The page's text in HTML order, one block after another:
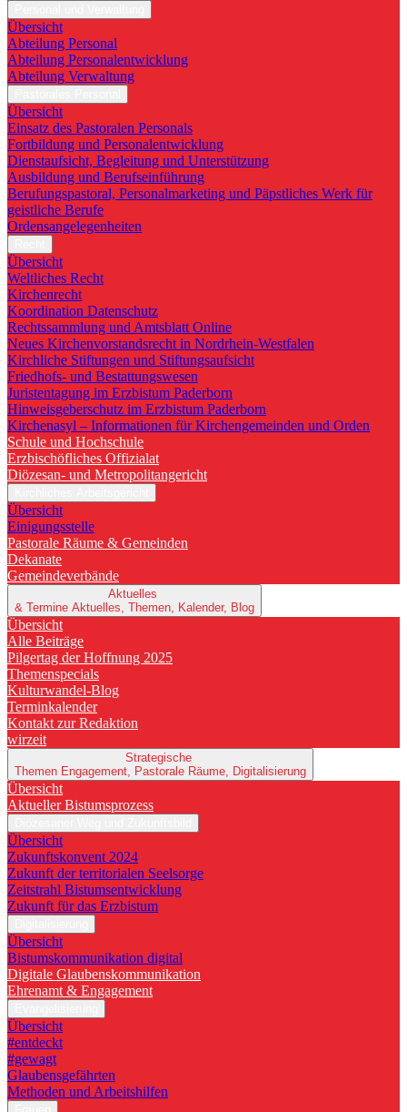
Übersicht
Abteilung Personal
Abteilung Personalentwicklung
Abteilung Verwaltung
Übersicht
Einsatz des Pastoralen Personals
Fortbildung und Personalentwicklung
Dienstaufsicht, Begleitung und Unterstützung
Ausbildung und Berufseinführung
Berufungspastoral, Personalmarketing und Päpstliches Werk für
geistliche Berufe
Ordensangelegenheiten
Übersicht
Weltliches Recht
Kirchenrecht
Koordination Datenschutz
Rechtssammlung und Amtsblatt Online
Neues Kirchenvorstandsrecht in Nordrhein-Westfalen
Kirchliche Stiftungen und Stiftungsaufsicht
Friedhofs- und Bestattungswesen
Juristentagung im Erzbistum Paderborn
Hinweisgeberschutz im Erzbistum Paderborn
Kirchenasyl – Informationen für Kirchengemeinden und Orden
Schule und Hochschule
Erzbischöfliches Offizialat
Diözesan- und Metropolitangericht
Übersicht
Einigungsstelle
Pastorale Räume & Gemeinden
Dekanate
Gemeindeverbände
Aktuelles
& Termine Aktuelles, Themen, Kalender, Blog
Übersicht
Alle Beiträge
Pilgertag der Hoffnung 2025
Themenspecials
Kulturwandel-Blog
Terminkalender
Kontakt zur Redaktion
wirzeit
Strategische
Themen Engagement, Pastorale Räume, Digitalisierung
Übersicht
Aktueller Bistumsprozess
Übersicht
Zukunftskonvent 2024
Zukunft der territorialen Seelsorge
Zeitstrahl Bistumsentwicklung
Zukunft für das Erzbistum
Übersicht
Bistumskommunikation digital
Digitale Glaubenskommunikation
Ehrenamt & Engagement
Übersicht
#entdeckt
#gewagt
Glaubensgefährten
Methoden und Arbeitshilfen